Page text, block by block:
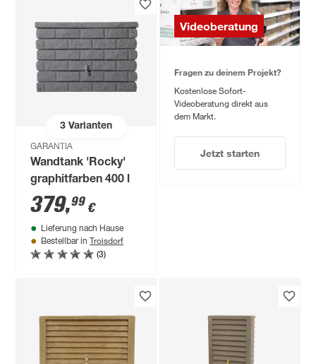
3Varianten
GARANTIA
Wandtank 'Rocky'
graphitfarben 400 l
379,99 €
Lieferung nach Hause
Bestellbar in Troisdorf
(3)
Videoberatung
Fragen zu deinem Projekt?
Kostenlose Sofort-
Videoberatung direkt aus
dem Markt.
Jetzt starten